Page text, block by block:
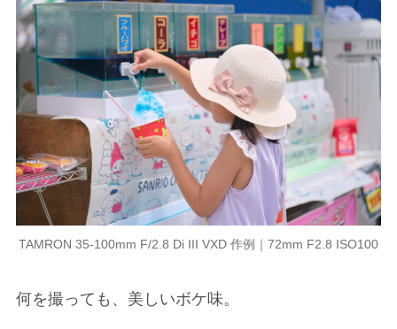
TAMRON 35-100mm F/2.8 Di III VXD 作例｜72mm F2.8 ISO100
何を撮っても、美しいボケ味。